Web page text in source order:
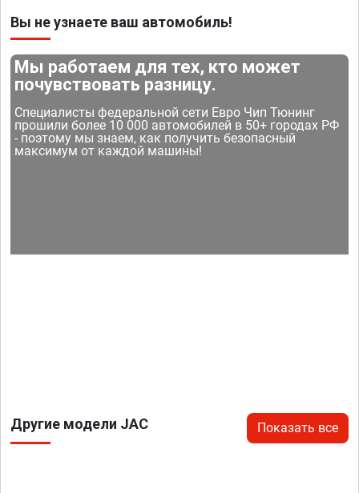
Вы не узнаете ваш автомобиль!
Мы работаем для тех, кто может
почувствовать разницу.
Специалисты федеральной сети Евро Чип Тюнинг
прошили более 10 000 автомобилей в 50+ городах РФ
- поэтому мы знаем, как получить безопасный
максимум от каждой машины!
Другие модели JAC Показать все